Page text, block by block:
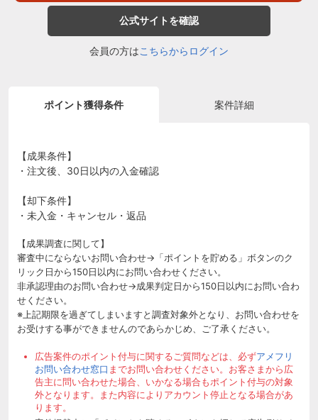
公式サイトを確認
会員の方はこちらからログイン
ポイント獲得条件 案件詳細
【成果条件】
・注文後、30日以内の入金確認
【却下条件】
・未入金・キャンセル・返品
【成果調査に関して】
審査中にならないお問い合わせ→「ポイントを貯める」ボタンのク
リック日から150日以内にお問い合わせください。
非承認理由のお問い合わせ→成果判定日から150日以内にお問い合わ
せください。
※上記期限を過ぎてしまいますと調査対象外となり、お問い合わせを
お受けする事ができませんのであらかじめ、ご了承ください。
広告案件のポイント付与に関するご質問などは、必ずアメフリ
お問い合わせ窓口 までお問い合わせください。お客さまから広
告主に問い合わせた場合、いかなる場合もポイント付与の対象
外となります。また内容によりアカウント停止となる場合があ
ります。